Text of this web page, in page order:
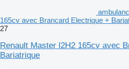
165cv avec Brancard Electrique +
27
Renault Master l2H2 165cv avec
Bariatrique